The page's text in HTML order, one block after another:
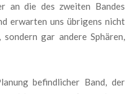
an die des zweiten Bandes
erwarten uns übrigens nicht
gar andere Sphären,
befindlicher Band, der